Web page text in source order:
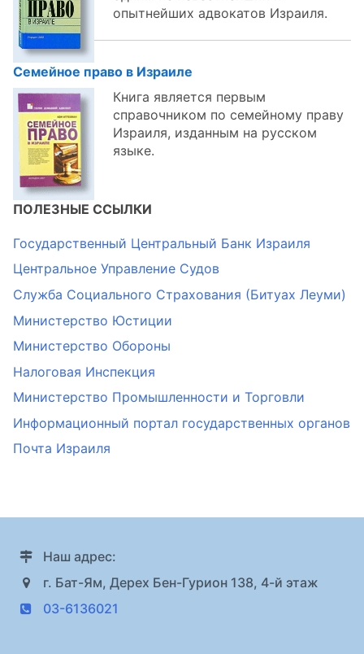
опытнейших адвокатов Израиля.
Семейное право в Израиле
Книга является первым
справочником по семейному праву
Израиля, изданным на русском
языке.
ПОЛЕЗНЫЕ ССЫЛКИ
Государственный Центральный Банк Израиля
Центральное Управление Судов
Служба Социального Страхования (Битуах Леуми)
Министерство Юстиции
Министерство Обороны
Налоговая Инспекция
Министерство Промышленности и Торговли
Информационный портал государственных органов
Почта Израиля
Наш адрес:
г. Бат-Ям, Дерех Бен-Гурион 138, 4-й этаж
03-6136021